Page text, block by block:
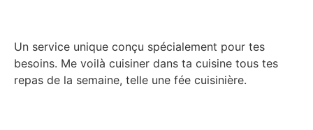
Un service unique conçu spécialement pour tes
besoins. Me voilà cuisiner dans ta cuisine tous tes
repas de la semaine, telle une fée cuisinière.